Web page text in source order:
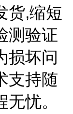
货,缩短
测验证
损坏问
支持随
忧。